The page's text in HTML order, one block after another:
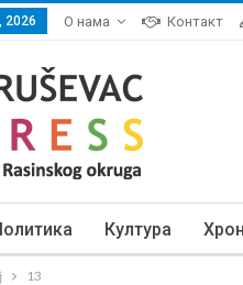
2026 О нама Контакт
Култура
13